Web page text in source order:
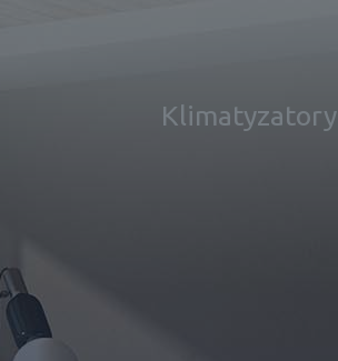
Klimatyzatory